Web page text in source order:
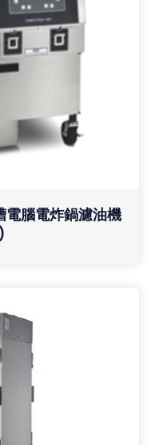
電腦電炸鍋濾油機